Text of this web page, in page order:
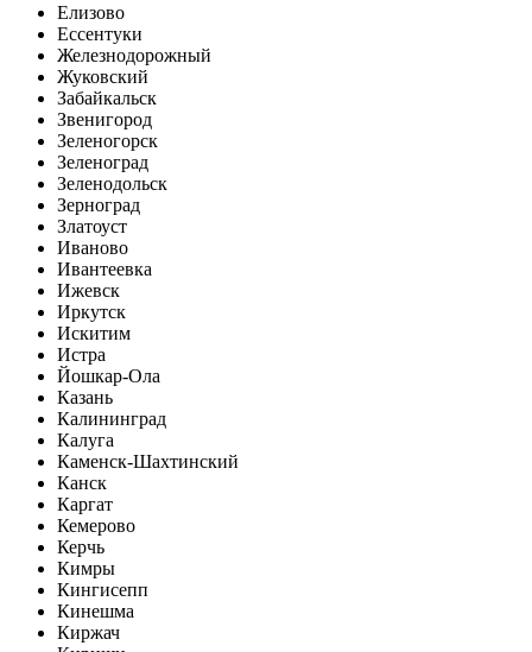
Елизово
Ессентуки
Железнодорожный
Жуковский
Забайкальск
Звенигород
Зеленогорск
Зеленоград
Зеленодольск
Зерноград
Златоуст
Иваново
Ивантеевка
Ижевск
Иркутск
Искитим
Истра
Йошкар-Ола
Казань
Калининград
Калуга
Каменск-Шахтинский
Канск
Каргат
Кемерово
Керчь
Кимры
Кингисепп
Кинешма
Киржач